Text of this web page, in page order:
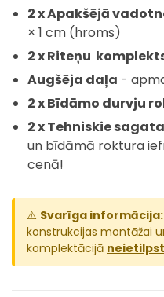
2 x Apakšējā
× 1 cm (hroms)
2 x Riteņu
Augšēja daļa -
2 x Bīdāmo durvju
2 x Tehniskie
un bīdāmā roktura
cenā!
⚠️ Svarīga informācija:
konstrukcijas montāžai
komplektācijā neietilpst